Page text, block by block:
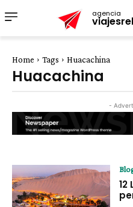
agencia
Home Tags Huacachina
Huacachina
-